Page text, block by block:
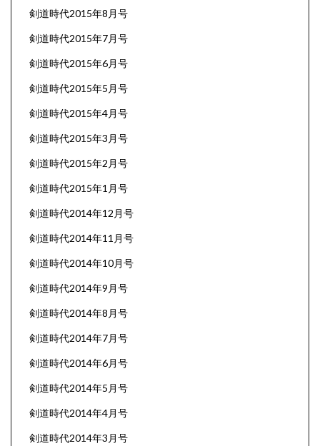
剣道時代2015年8月号
剣道時代2015年7月号
剣道時代2015年6月号
剣道時代2015年5月号
剣道時代2015年4月号
剣道時代2015年3月号
剣道時代2015年2月号
剣道時代2015年1月号
剣道時代2014年12月号
剣道時代2014年11月号
剣道時代2014年10月号
剣道時代2014年9月号
剣道時代2014年8月号
剣道時代2014年7月号
剣道時代2014年6月号
剣道時代2014年5月号
剣道時代2014年4月号
剣道時代2014年3月号